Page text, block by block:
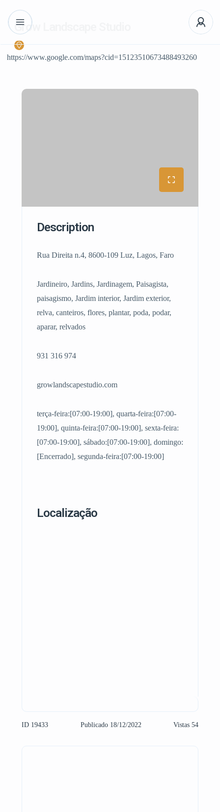
Grow Landscape Studio
https://www.google.com/maps?cid=15123510673488493260
Description
Rua Direita n.4, 8600-109 Luz, Lagos, Faro
Jardineiro, Jardins, Jardinagem, Paisagista,
paisagismo, Jardim interior, Jardim exterior,
relva, canteiros, flores, plantar, poda, podar,
aparar, relvados
931 316 974
growlandscapestudio.com
terça-feira:[07:00-19:00], quarta-feira:[07:00-
19:00], quinta-feira:[07:00-19:00], sexta-feira:
[07:00-19:00], sábado:[07:00-19:00], domingo:
[Encerrado], segunda-feira:[07:00-19:00]
Localização
ID 19433 Publicado 18/12/2022 Vistas 54